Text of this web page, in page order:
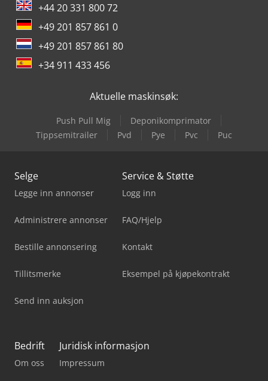
+44 20 331 800 72
+49 201 857 861 0
+49 201 857 861 80
+34 911 433 456
Aktuelle maskinsøk:
Push Pull Mig
Deponikomprimator
Tippsemitrailer
Pvd Pye Pvc Puc
Selge
Legge inn annonser
Administrere annonser
Bestille annonsering
Tillitsmerke
Send inn auksjon
Service & Støtte
Logg inn
FAQ/Hjelp
Kontakt
Eksempel på kjøpekontrakt
Bedrift
Om oss
Juridisk informasjon
Impressum